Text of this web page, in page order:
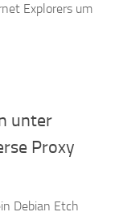
Explorers um
unter
Proxy
Debian Etch